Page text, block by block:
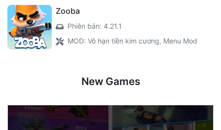
Zooba
Phiên bản: 4.21.1
MOD: Vô hạn tiền kim cương, Menu Mod
New Games